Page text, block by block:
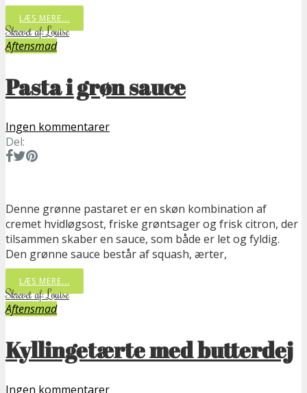
LÆS MERE...
Skrevet af: Louise
Aftensmad
Pasta i grøn sauce
Ingen kommentarer
Del:
Denne grønne pastaret er en skøn kombination af
cremet hvidløgsost, friske grøntsager og frisk citron, der
tilsammen skaber en sauce, som både er let og fyldig.
Den grønne sauce består af squash, ærter,
LÆS MERE...
Skrevet af: Louise
Aftensmad
Kyllingetærte med butterdej
Ingen kommentarer